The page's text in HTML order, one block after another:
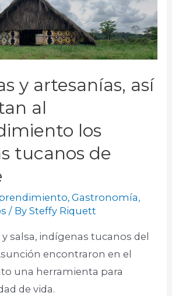
y artesanías, así
al
los
tucanos de
,Gastronomía,
/ BySteffy Riquett
salsa, indígenas tucanos del
encontraron en el
una herramienta para
de vida.